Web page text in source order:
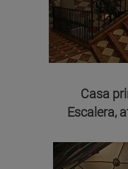
Casa
Escalera,